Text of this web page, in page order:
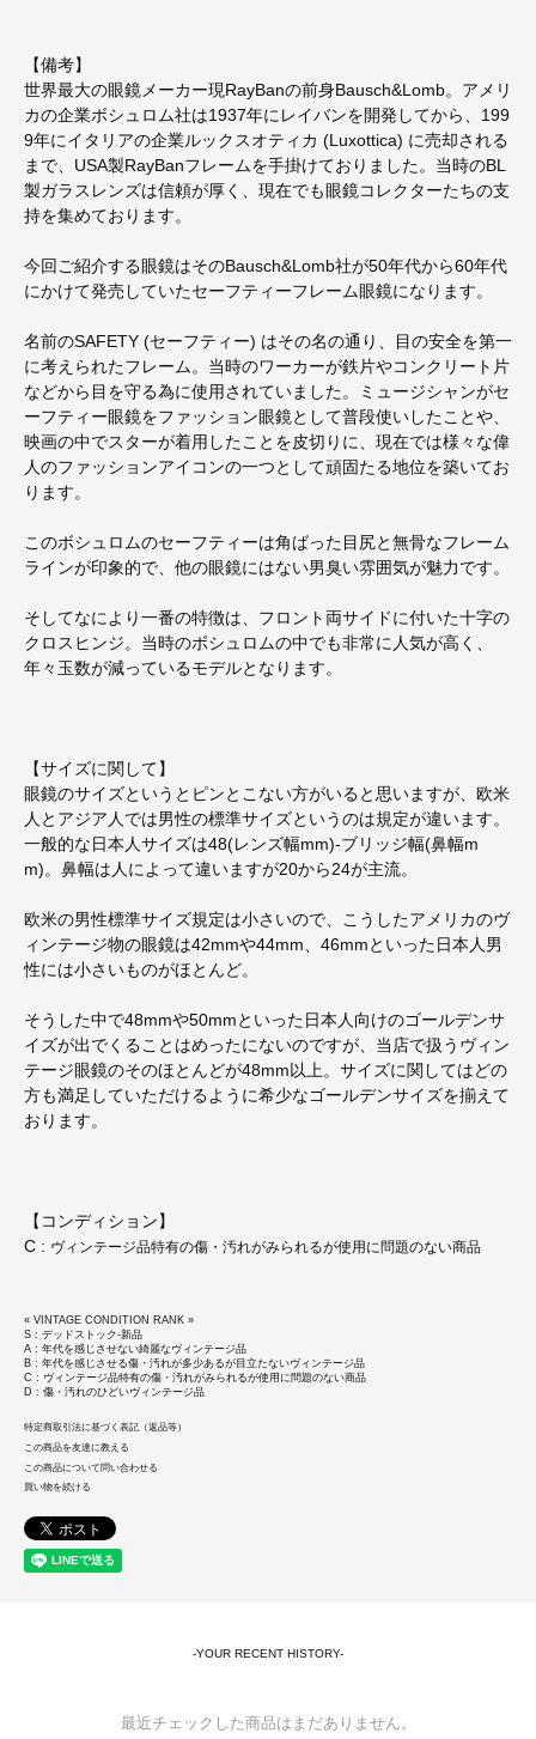
【備考】
世界最大の眼鏡メーカー現RayBanの前身Bausch&Lomb。アメリ
カの企業ボシュロム社は1937年にレイバンを開発してから、199
9年にイタリアの企業ルックスオティカ (Luxottica) に売却される
まで、USA製RayBanフレームを手掛けておりました。当時のBL
製ガラスレンズは信頼が厚く、現在でも眼鏡コレクターたちの支
持を集めております。
今回ご紹介する眼鏡はそのBausch&Lomb社が50年代から60年代
にかけて発売していたセーフティーフレーム眼鏡になります。
名前のSAFETY (セーフティー) はその名の通り、目の安全を第一
に考えられたフレーム。当時のワーカーが鉄片やコンクリート片
などから目を守る為に使用されていました。ミュージシャンがセ
ーフティー眼鏡をファッション眼鏡として普段使いしたことや、
映画の中でスターが着用したことを皮切りに、現在では様々な偉
人のファッションアイコンの一つとして頑固たる地位を築いてお
ります。
このボシュロムのセーフティーは角ばった目尻と無骨なフレーム
ラインが印象的で、他の眼鏡にはない男臭い雰囲気が魅力です。
そしてなにより一番の特徴は、フロント両サイドに付いた十字の
クロスヒンジ。当時のボシュロムの中でも非常に人気が高く、
年々玉数が減っているモデルとなります。
【サイズに関して】
眼鏡のサイズというとピンとこない方がいると思いますが、欧米
人とアジア人では男性の標準サイズというのは規定が違います。
一般的な日本人サイズは48(レンズ幅mm)-ブリッジ幅(鼻幅m
m)。鼻幅は人によって違いますが20から24が主流。
欧米の男性標準サイズ規定は小さいので、こうしたアメリカのヴ
ィンテージ物の眼鏡は42mmや44mm、46mmといった日本人男
性には小さいものがほとんど。
そうした中で48mmや50mmといった日本人向けのゴールデンサ
イズが出でくることはめったにないのですが、当店で扱うヴィン
テージ眼鏡のそのほとんどが48mm以上。サイズに関してはどの
方も満足していただけるように希少なゴールデンサイズを揃えて
おります。
【コンディション】
C : ヴィンテージ品特有の傷・汚れがみられるが使用に問題のない商品
« VINTAGE CONDITION RANK »
S : デッドストック-新品
A : 年代を感じさせない綺麗なヴィンテージ品
B : 年代を感じさせる傷・汚れが多少あるが目立たないヴィンテージ品
C : ヴィンテージ品特有の傷・汚れがみられるが使用に問題のない商品
D : 傷・汚れのひどいヴィンテージ品
特定商取引法に基づく表記（返品等）
この商品を友達に教える
この商品について問い合わせる
買い物を続ける
-YOUR RECENT HISTORY-
最近チェックした商品はまだありません。